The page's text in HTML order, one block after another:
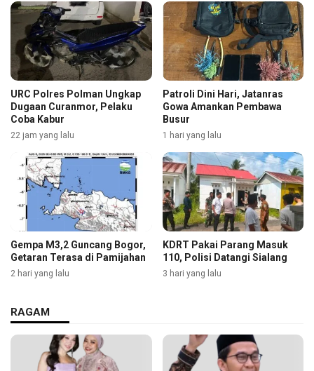
URC Polres Polman Ungkap
Dugaan Curanmor, Pelaku
Coba Kabur
22 jam yang lalu
Patroli Dini Hari, Jatanras
Gowa Amankan Pembawa
Busur
1 hari yang lalu
Gempa M3,2 Guncang Bogor,
Getaran Terasa di Pamijahan
2 hari yang lalu
KDRT Pakai Parang Masuk
110, Polisi Datangi Sialang
3 hari yang lalu
RAGAM